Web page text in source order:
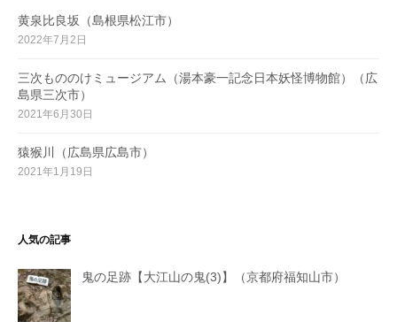
黄泉比良坂（島根県松江市）
2022年7月2日
三次もののけミュージアム（湯本豪一記念日本妖怪博物館）（広
島県三次市）
2021年6月30日
猿猴川（広島県広島市）
2021年1月19日
人気の記事
鬼の足跡【大江山の鬼(3)】（京都府福知山市）